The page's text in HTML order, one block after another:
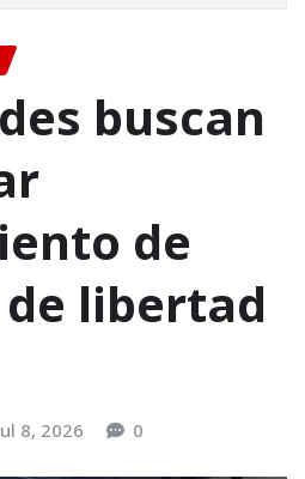
buscan
de
libertad
8, 2026 0